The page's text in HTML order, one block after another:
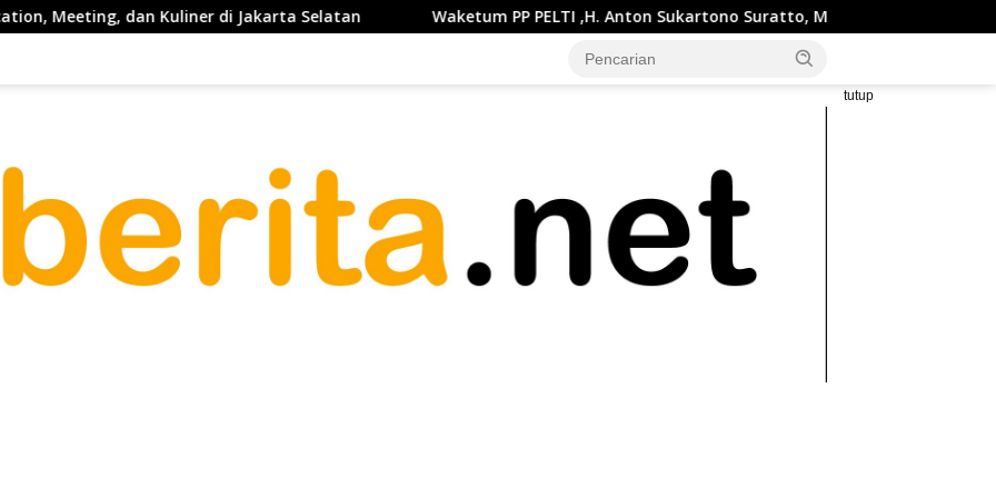
Kuliner di Jakarta Selatan Waketum PP PELTI ,H. Anton Sukartono Suratto, M.Si. Buka Liga Tenis Indonesia 2026
tutup